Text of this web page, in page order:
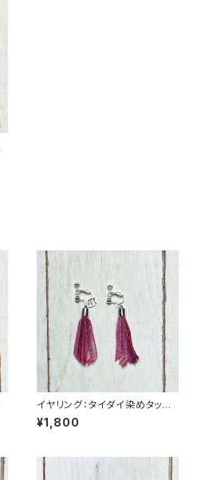
イヤリング：タイダイ染めタッセ
ルgrowイヤリング 紅桜×橙
色×藤色
¥1,800